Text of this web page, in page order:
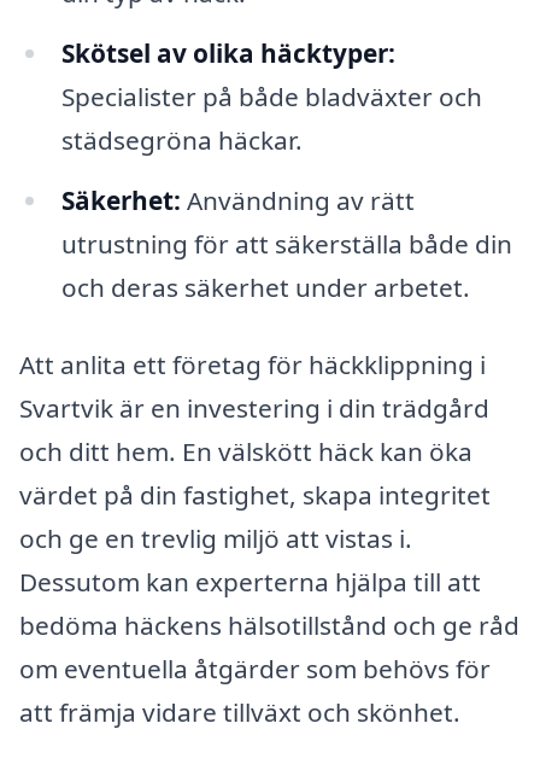
Skötsel av olika häcktyper:
Specialister på både bladväxter och
städsegröna häckar.
Säkerhet: Användning av rätt
utrustning för att säkerställa både din
och deras säkerhet under arbetet.
Att anlita ett företag för häckklippning i
Svartvik är en investering i din trädgård
och ditt hem. En välskött häck kan öka
värdet på din fastighet, skapa integritet
och ge en trevlig miljö att vistas i.
Dessutom kan experterna hjälpa till att
bedöma häckens hälsotillstånd och ge råd
om eventuella åtgärder som behövs för
att främja vidare tillväxt och skönhet.